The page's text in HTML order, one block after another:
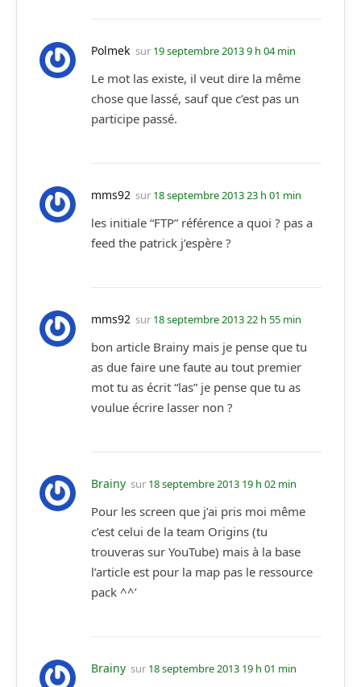
Polmek sur 19 septembre 2013 9 h 04 min
Le mot las existe, il veut dire la même
chose que lassé, sauf que c’est pas un
participe passé.
mms92 sur 18 septembre 2013 23 h 01 min
les initiale “FTP” référence a quoi ? pas a
feed the patrick j’espère ?
mms92 sur 18 septembre 2013 22 h 55 min
bon article Brainy mais je pense que tu
as due faire une faute au tout premier
mot tu as écrit “las” je pense que tu as
voulue écrire lasser non ?
Brainy sur 18 septembre 2013 19 h 02 min
Pour les screen que j’ai pris moi même
c’est celui de la team Origins (tu
trouveras sur YouTube) mais à la base
l’article est pour la map pas le ressource
pack ^^’
Brainy sur 18 septembre 2013 19 h 01 min